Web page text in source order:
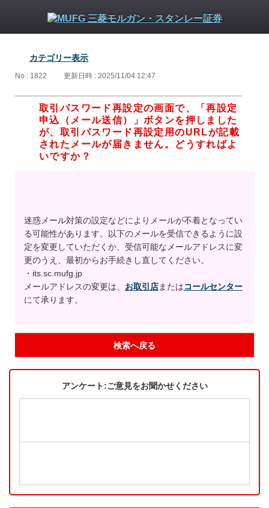
カテゴリー表示
No : 1822 更新日時 : 2025/11/04 12:47
取引パスワード再設定の画面で、「再設定
申込（メール送信）」ボタンを押しました
が、取引パスワード再設定用のURLが記載
されたメールが届きません。どうすればよ
いですか？
迷惑メール対策の設定などによりメールが不着となってい
る可能性があります。以下のメールを受信できるように設
定を変更していただくか、受信可能なメールアドレスに変
更のうえ、最初からお手続きし直してください。
・its.sc.mufg.jp
メールアドレスの変更は、 お取引店またはコールセンター
にて承ります。
検索へ戻る
アンケート:ご意見をお聞かせください